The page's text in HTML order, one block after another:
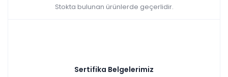
Stokta bulunan ürünlerde geçerlidir.
Sertifika Belgelerimiz